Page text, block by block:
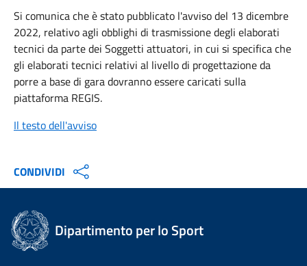
Si comunica che è stato pubblicato l'avviso del 13 dicembre
2022, relativo agli obblighi di trasmissione degli elaborati
tecnici da parte dei Soggetti attuatori, in cui si specifica che
gli elaborati tecnici relativi al livello di progettazione da
porre a base di gara dovranno essere caricati sulla
piattaforma REGIS.
Il testo dell'avviso
CONDIVIDI
Dipartimento per lo Sport